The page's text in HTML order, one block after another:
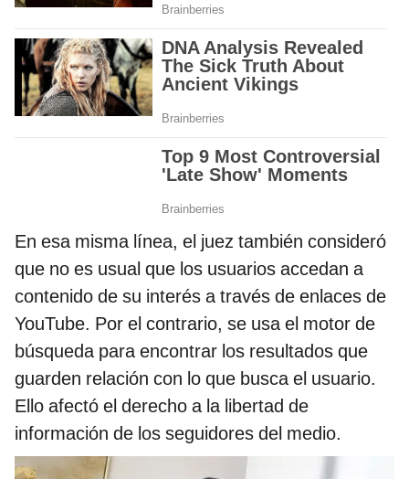
En esa misma línea, el juez también consideró
que no es usual que los usuarios accedan a
contenido de su interés a través de enlaces de
YouTube. Por el contrario, se usa el motor de
búsqueda para encontrar los resultados que
guarden relación con lo que busca el usuario.
Ello afectó el derecho a la libertad de
información de los seguidores del medio.